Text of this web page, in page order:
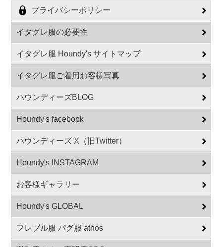
プライバシーポリシー
イタグレ服の必要性
イタグレ服 Houndy's サイトマップ
イタグレ服ご着用お客様写真
ハウンディーズBLOG
Houndy's facebook
ハウンディーズ X（旧Twitter）
Houndy's INSTAGRAM
お客様ギャラリー
Houndy's GLOBAL
フレブル服 パグ服 athos